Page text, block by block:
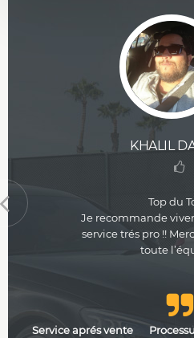
KHALIL
Top du
Je recommande
service trés pro !!
toute
Service aprés vente